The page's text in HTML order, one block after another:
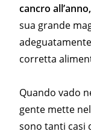
cancro all’anno,
sua grande
corretta
Quando vado
gente mette
sono tanti casi